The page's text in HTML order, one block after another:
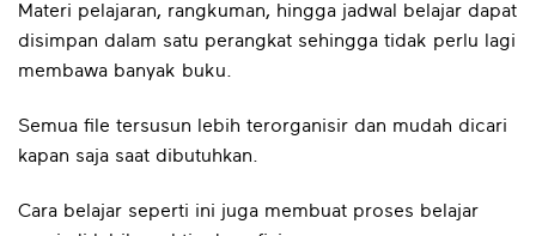
Materi pelajaran, rangkuman, hingga jadwal belajar dapat
disimpan dalam satu perangkat sehingga tidak perlu lagi
membawa banyak buku.
Semua file tersusun lebih terorganisir dan mudah dicari
kapan saja saat dibutuhkan.
Cara belajar seperti ini juga membuat proses belajar